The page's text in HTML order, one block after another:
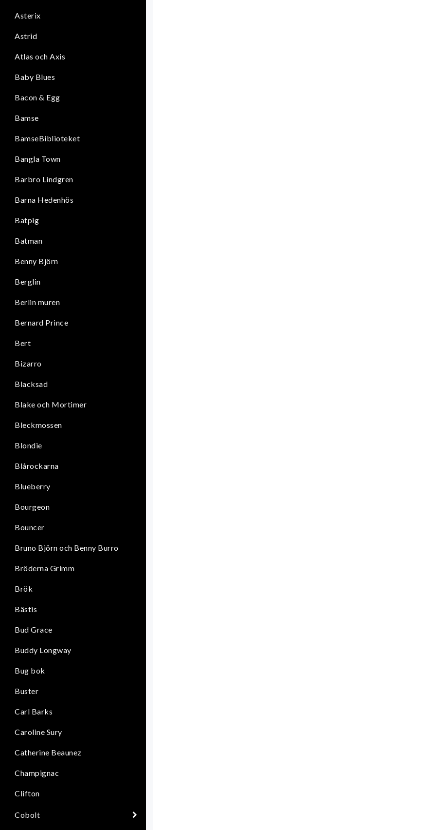
Asterix
Astrid
Atlas och Axis
Baby Blues
Bacon & Egg
Bamse
BamseBiblioteket
Bangla Town
Barbro Lindgren
Barna Hedenhös
Batpig
Batman
Benny Björn
Berglin
Berlin muren
Bernard Prince
Bert
Bizarro
Blacksad
Blake och Mortimer
Bleckmossen
Blondie
Blårockarna
Blueberry
Bourgeon
Bouncer
Bruno Björn och Benny Burro
Bröderna Grimm
Brök
Bästis
Bud Grace
Buddy Longway
Bug bok
Buster
Carl Barks
Caroline Sury
Catherine Beaunez
Champignac
Clifton
Cobolt